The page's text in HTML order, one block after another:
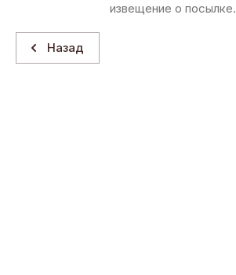
извещение о посылке.
Назад